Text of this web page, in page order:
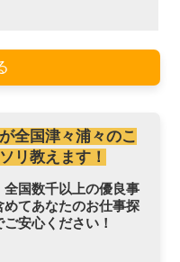
全国津々浦々のこ
リ教えます！
国数千以上の優良事
てあなたのお仕事探
安心ください！